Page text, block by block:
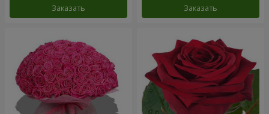
Заказать Заказать